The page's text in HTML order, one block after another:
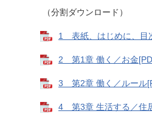
（分割ダウンロード）
1 表紙、はじめに、目
2 第1章 働く／お金
3 第2章 働く／ルール
4 第3章 生活する／住